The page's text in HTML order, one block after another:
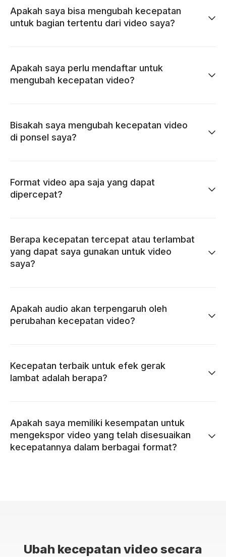
Apakah saya bisa mengubah kecepatan
untuk bagian tertentu dari video saya?
Apakah saya perlu mendaftar untuk
mengubah kecepatan video?
Bisakah saya mengubah kecepatan video
di ponsel saya?
Format video apa saja yang dapat
dipercepat?
Berapa kecepatan tercepat atau terlambat
yang dapat saya gunakan untuk video
saya?
Apakah audio akan terpengaruh oleh
perubahan kecepatan video?
Kecepatan terbaik untuk efek gerak
lambat adalah berapa?
Apakah saya memiliki kesempatan untuk
mengekspor video yang telah disesuaikan
kecepatannya dalam berbagai format?
Ubah kecepatan video secara